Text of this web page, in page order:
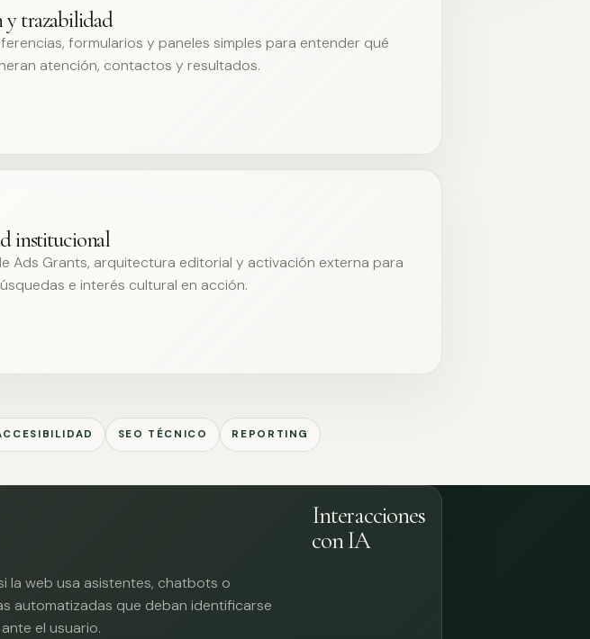
trazabilidad
formularios y paneles simples para entender qué
atención, contactos y resultados.
institucional
Ads Grants, arquitectura editorial y activación externa para
e interés cultural en acción.
SEO TÉCNICO REPORTING
Interacciones
con IA
la web usa asistentes, chatbots o
automatizadas que deban identificarse
el usuario.